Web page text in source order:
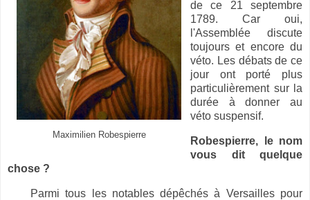
Maximilien Robespierre
de ce 21 septembre
1789. Car oui,
l'Assemblée discute
toujours et encore du
véto. Les débats de ce
jour ont porté plus
particulièrement sur la
durée à donner au
véto suspensif.
Robespierre, le nom
vous dit quelque
chose ?
Parmi tous les notables dépêchés à Versailles pour